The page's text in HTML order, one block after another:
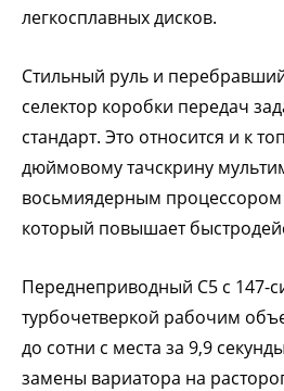
легкосплавных дисков.
Стильный руль и
селектор коробки передач
стандарт. Это относится и к
дюймовому тачскрину
восьмиядерным процессором
который повышает
Переднеприводный С5 с 147-
турбочетверкой рабочим
до сотни с места за 9,9
замены вариатора на